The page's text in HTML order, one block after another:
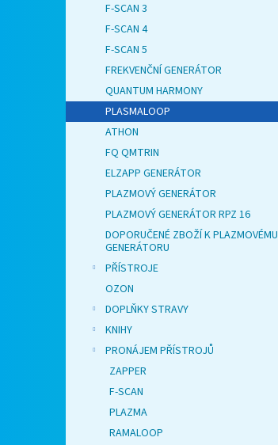
F-SCAN 3
F-SCAN 4
F-SCAN 5
FREKVENČNÍ GENERÁTOR
QUANTUM HARMONY
PLASMALOOP
ATHON
FQ QMTRIN
ELZAPP GENERÁTOR
PLAZMOVÝ GENERÁTOR
PLAZMOVÝ GENERÁTOR RPZ 16
DOPORUČENÉ ZBOŽÍ K PLAZMOVÉMU
GENERÁTORU
PŘÍSTROJE
OZON
DOPLŇKY STRAVY
KNIHY
PRONÁJEM PŘÍSTROJŮ
ZAPPER
F-SCAN
PLAZMA
RAMALOOP